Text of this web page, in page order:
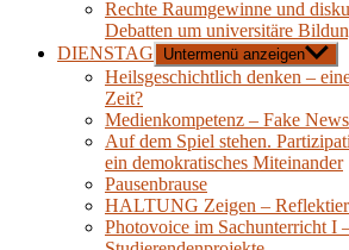
Rechte Raumgewinne und
Debatten um universitäre
DIENSTAG
Untermenü anzeigen
Heilsgeschichtlich denken –
Zeit?
Medienkompetenz – Fake
Auf dem Spiel stehen.
ein demokratisches Miteinander
Pausenbrause
HALTUNG Zeigen –
Photovoice im Sachunterricht I